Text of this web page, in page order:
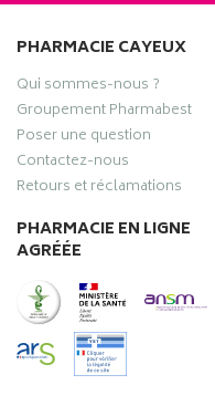
PHARMACIE CAYEUX
Qui sommes-nous ?
Groupement Pharmabest
Poser une question
Contactez-nous
Retours et réclamations
PHARMACIE EN LIGNE
AGRÉÉE